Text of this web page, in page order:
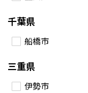
千葉県
船橋市
三重県
伊勢市